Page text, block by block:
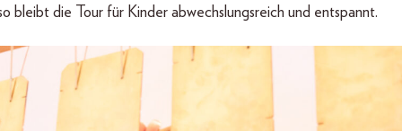
bleibt die Tour für Kinder abwechslungsreich und entspannt.